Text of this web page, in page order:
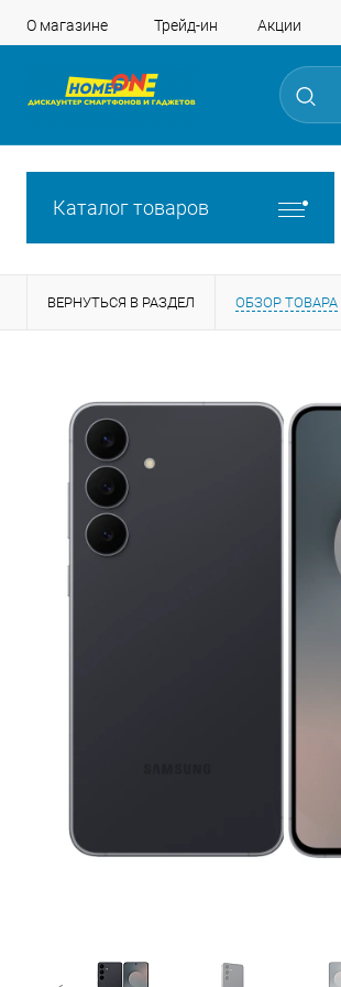
О магазине Трейд-ин Акции
Каталог товаров
ВЕРНУТЬСЯ В РАЗДЕЛ ОБЗОР ТОВАРА